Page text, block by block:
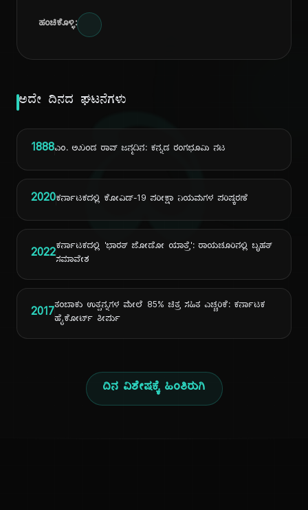
ದಿ
ಹಂಚಿಕೊಳ್ಳಿ:
ಅದೇ ದಿನದ ಘಟನೆಗಳು
1888ಎಂ. ಅಖಂಡ ರಾವ್ ಜನ್ಮದಿನ: ಕನ್ನಡ ರಂಗಭೂಮಿ ನಟ
2020ಕರ್ನಾಟಕದಲ್ಲಿ ಕೋವಿಡ್-19 ಪರೀಕ್ಷಾ ನಿಯಮಗಳ ಪರಿಷ್ಕರಣೆ
2022ಕರ್ನಾಟಕದಲ್ಲಿ 'ಭಾರತ್ ಜೋಡೋ ಯಾತ್ರೆ': ರಾಯಚೂರಿನಲ್ಲಿ ಬೃಹತ್
ಸಮಾವೇಶ
2017ತಂಬಾಕು ಉತ್ಪನ್ನಗಳ ಮೇಲೆ 85% ಚಿತ್ರ ಸಹಿತ ಎಚ್ಚರಿಕೆ: ಕರ್ನಾಟಕ
ಹೈಕೋರ್ಟ್ ತೀರ್ಪು
ದಿನ ವಿಶೇಷಕ್ಕೆ ಹಿಂತಿರುಗಿ